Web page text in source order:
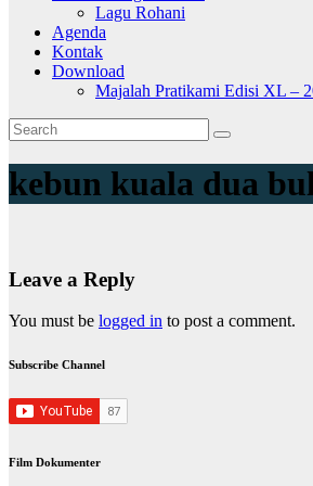
Lagu Rohani
Agenda
Kontak
Download
Majalah Pratikami Edisi XL –
kebun kuala dua
Leave a Reply
You must be logged in to post a comment.
Subscribe Channel
Film Dokumenter